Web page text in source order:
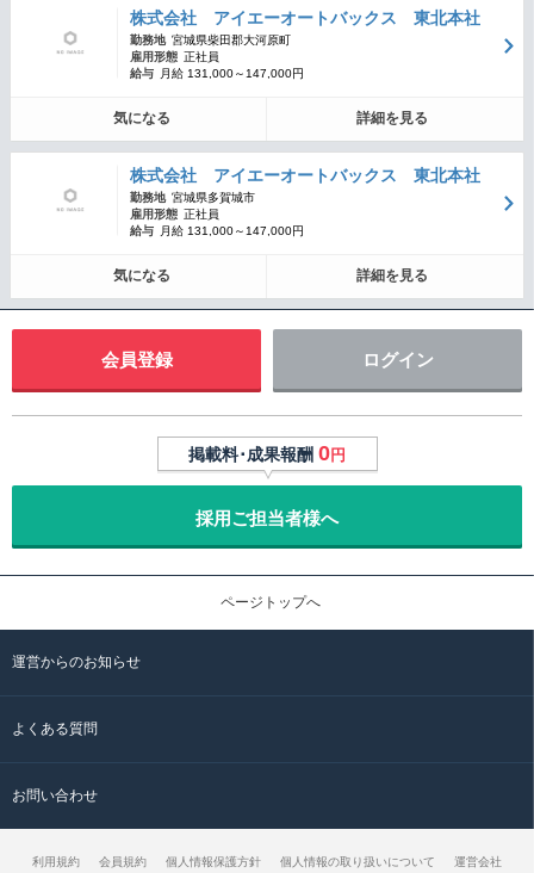
株式会社 アイエーオートバックス 東北本社
勤務地 宮城県柴田郡大河原町
雇用形態 正社員
給与
月給 131,000～147,000円
気になる 詳細を見る
株式会社 アイエーオートバックス 東北本社
勤務地 宮城県多賀城市
雇用形態 正社員
給与
月給 131,000～147,000円
気になる 詳細を見る
会員登録 ログイン
掲載料･成果報酬 0円
採用ご担当者様へ
ページトップへ
運営からのお知らせ
よくある質問
お問い合わせ
利用規約 会員規約 個人情報保護方針 個人情報の取り扱いについて 運営会社